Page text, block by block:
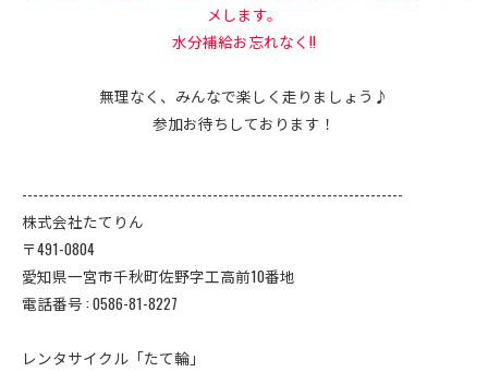
メします。
水分補給お忘れなく!!
無理なく、みんなで楽しく走りましょう♪
参加お待ちしております！
----------------------------------------------------------------------
株式会社たてりん
〒491-0804
愛知県一宮市千秋町佐野字工高前10番地
電話番号 : 0586-81-8227
レンタサイクル「たて輪」